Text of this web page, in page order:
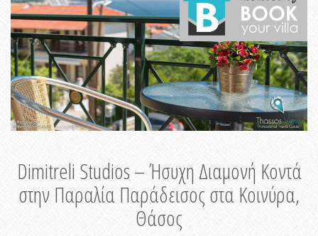
Dimitreli Studios – Ήσυχη Διαμονή Κοντά
στην Παραλία Παράδεισος στα Κοινύρα,
Θάσος